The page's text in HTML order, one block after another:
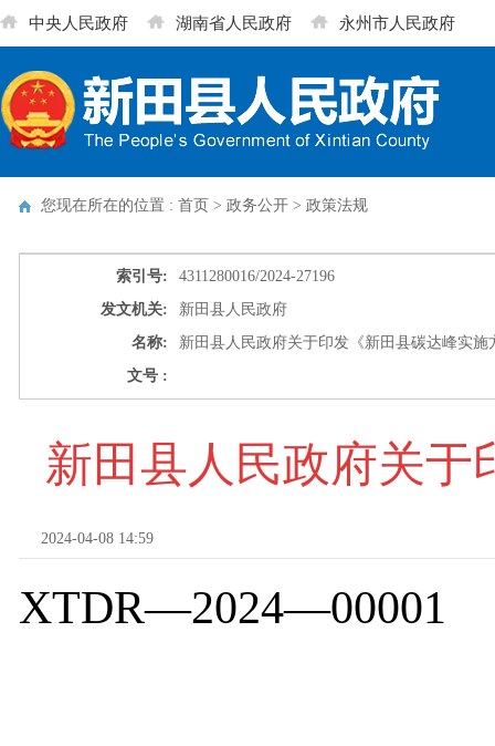
中央人民政府 湖南省人民政府 永州市人民政府
您现在所在的位置 : 首页 > 政务公开 > 政策法规
索引号:
4311280016/2024-27196
发文机关:
新田县人民政府
名称:
新田县人民政府关于印发《新田县碳达峰实施
文号 :
新田县人民政府关于
2024-04-08 14:59
XTDR—2024—00001